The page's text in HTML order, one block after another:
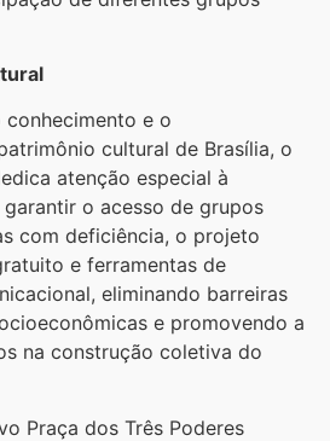
e o
cultural de Brasília, o
atenção especial à
o acesso de grupos
com deficiência, o projeto
e ferramentas de
eliminando barreiras
e promovendo a
na construção coletiva do
Praça dos Três Poderes